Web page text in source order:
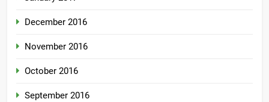
December 2016
November 2016
October 2016
September 2016